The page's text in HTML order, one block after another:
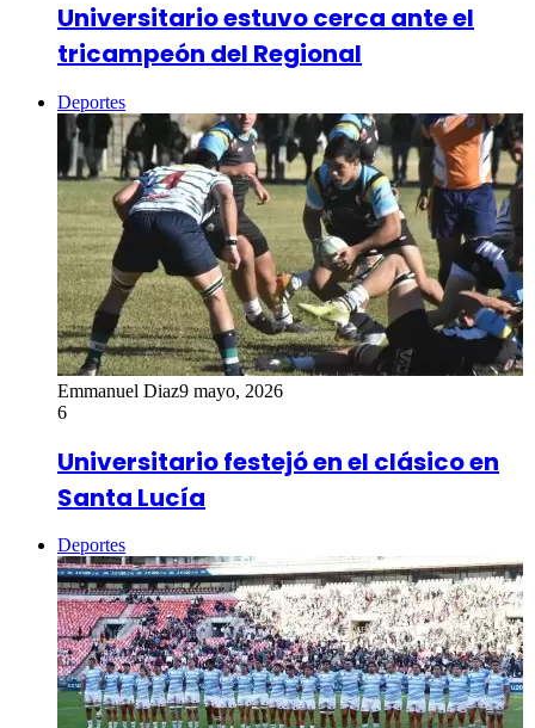
Universitario estuvo cerca ante el
tricampeón del Regional
Deportes
Emmanuel Diaz9 mayo, 2026
6
Universitario festejó en el clásico en
Santa Lucía
Deportes